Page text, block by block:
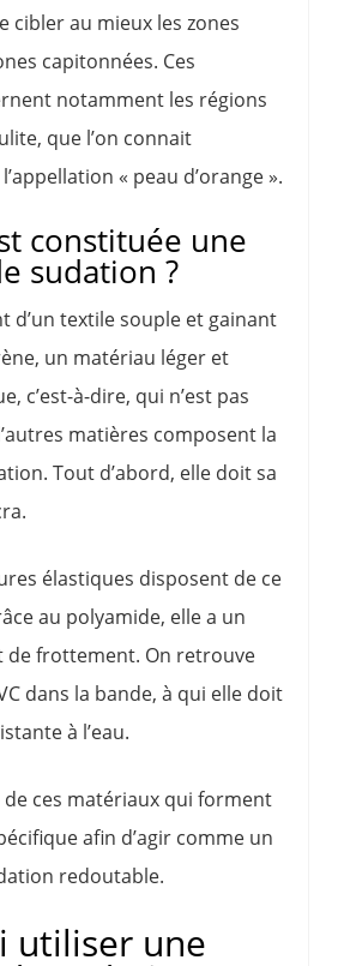
cibler au mieux les zones
capitonnées. Ces
notamment les régions
que l’on connait
« peau d’orange ».
constituée une
sudation ?
d’un textile souple et gainant
un matériau léger et
c’est-à-dire, qui n’est pas
matières composent la
Tout d’abord, elle doit sa
élastiques disposent de ce
au polyamide, elle a un
de frottement. On retrouve
dans la bande, à qui elle doit
à l’eau.
de ces matériaux qui forment
afin d’agir comme un
redoutable.
utiliser une